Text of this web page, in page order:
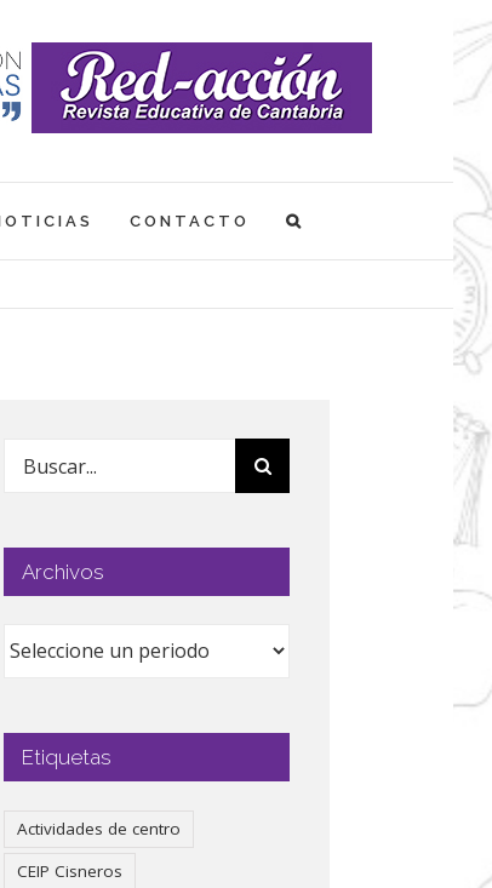
CONTACTO
Buscar:
Archivos
Etiquetas
Actividades de centro
CEIP Cisneros